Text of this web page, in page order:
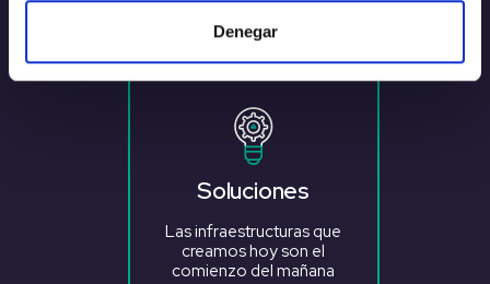
Denegar
Soluciones
Las infraestructuras que
creamos hoy son el
comienzo del mañana